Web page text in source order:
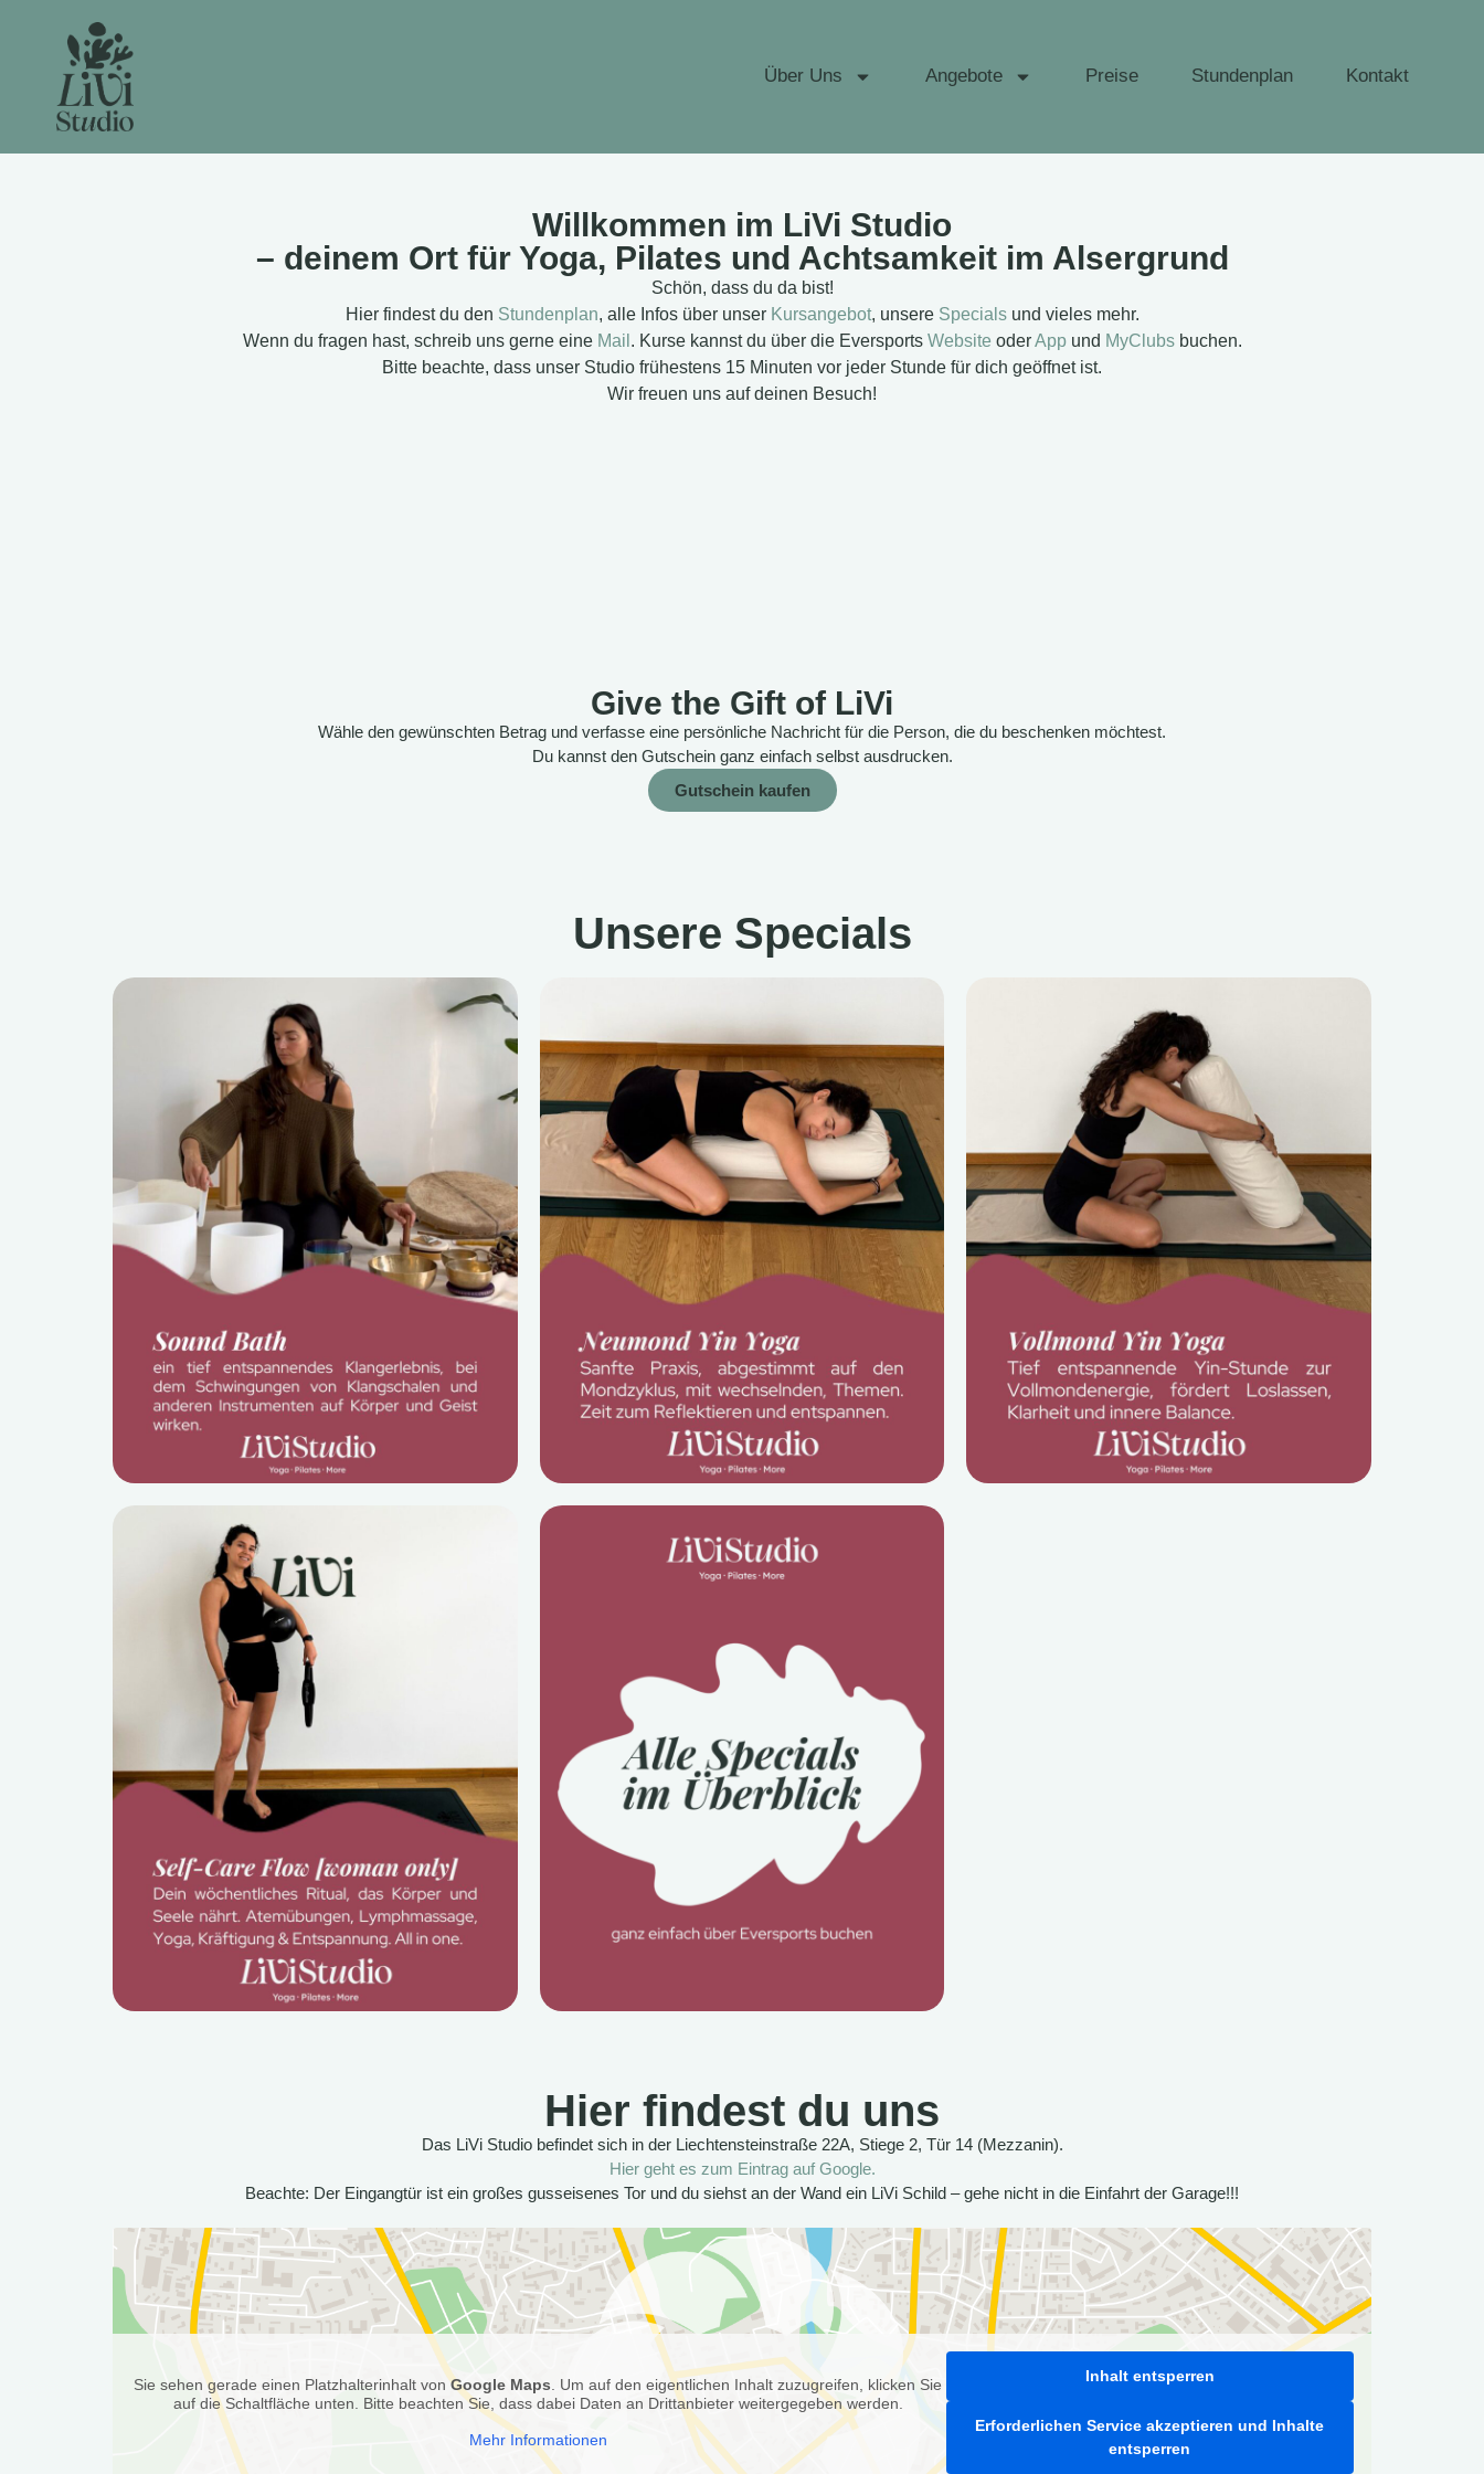
Über Uns Angebote Preise Stundenplan Kontakt
Willkommen im LiVi Studio
– deinem Ort für Yoga, Pilates und Achtsamkeit im Alsergrund
Schön, dass du da bist!
Hier findest du den Stundenplan, alle Infos über unser Kursangebot, unsere Specialsund vieles mehr.
Wenn du fragen hast, schreib uns gerne eine Mail . Kurse kannst du über die Eversports Website oderAppund MyClubsbuchen.
Bitte beachte, dass unser Studio frühestens 15 Minuten vor jeder Stunde für dich geöffnet ist.
Wir freuen uns auf deinen Besuch!
Give the Gift of LiVi
Wähle den gewünschten Betrag und verfasse eine persönliche Nachricht für die Person, die du beschenken möchtest.
Du kannst den Gutschein ganz einfach selbst ausdrucken.
Gutschein kaufen
Unsere Specials
Hier findest du uns
Das LiVi Studio befindet sich in der Liechtensteinstraße 22A, Stiege 2, Tür 14 (Mezzanin).
Hier geht es zum Eintrag auf Google.
Beachte: Der Eingangtür ist ein großes gusseisenes Tor und du siehst an der Wand ein LiVi Schild – gehe nicht in die Einfahrt der Garage!!!
Sie sehen gerade einen Platzhalterinhalt vonGoogle Maps. Um auf den eigentlichen Inhalt zuzugreifen, klicken Sie
auf die Schaltfläche unten. Bitte beachten Sie, dass dabei Daten an Drittanbieter weitergegeben werden.
Mehr Informationen
Inhalt entsperren
Erforderlichen Service akzeptieren und Inhalte
entsperren